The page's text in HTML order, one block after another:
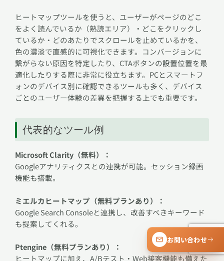
ヒートマップツールを使うと、ユーザーがページのどこ
をよく読んでいるか（熟読エリア）・どこをクリックし
ているか・どのあたりでスクロールを止めているかを、
色の濃淡で直感的に可視化できます。コンバージョンに
繋がらない原因を特定したり、CTAボタンの設置位置を最
適化したりする際に非常に役立ちます。PCとスマートフ
ォンのデバイス別に確認できるツールも多く、デバイス
ごとのユーザー体験の差異を把握する上でも重要です。
代表的なツール例
Microsoft Clarity（無料）：
Googleアナリティクスとの連携が可能。セッション録画
機能も搭載。
ミエルカヒートマップ（無料プランあり）：
Google Search Consoleと連携し、改善すべきキーワード
も提案してくれる。
Ptengine（無料プランあり）：
ヒートマップに加え、A/Bテスト・Web接客機能も備えた
お問い合わせ